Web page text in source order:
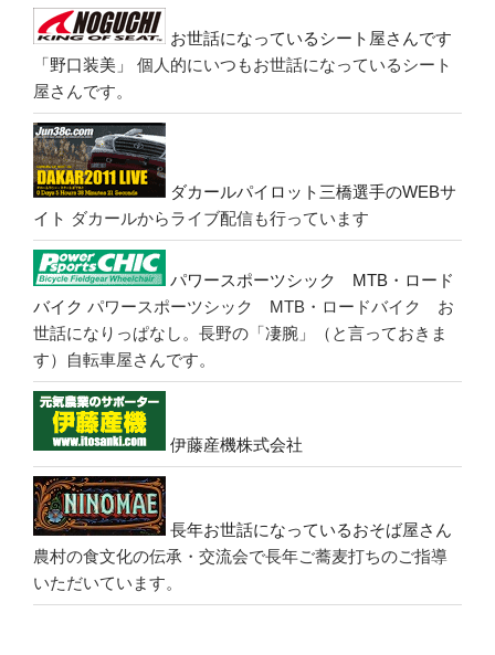
お世話になっているシート屋さんです
「野口装美」
個人的にいつもお世話になっているシート
屋さんです。
ダカールパイロット三橋選手のWEBサ
イト ダカールからライブ配信も行っています
パワースポーツシック MTB・ロード
バイク パワースポーツシック MTB・ロードバイク お
世話になりっぱなし。長野の「凄腕」（と言っておきま
す）自転車屋さんです。
伊藤産機株式会社
長年お世話になっているおそば屋さん
農村の食文化の伝承・交流会で長年ご蕎麦打ちのご指導
いただいています。